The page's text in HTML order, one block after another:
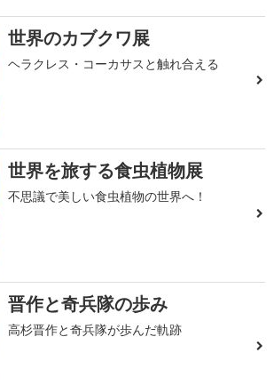
世界のカブクワ展
ヘラクレス・コーカサスと触れ合える
世界を旅する食虫植物展
不思議で美しい食虫植物の世界へ！
晋作と奇兵隊の歩み
高杉晋作と奇兵隊が歩んだ軌跡